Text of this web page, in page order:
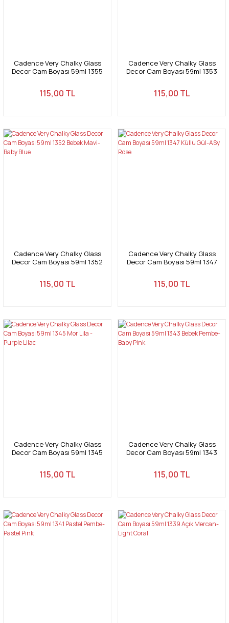
Cadence Very Chalky Glass
Decor Cam Boyası 59ml 1355
115,00 TL
Cadence Very Chalky Glass
Decor Cam Boyası 59ml 1353
115,00 TL
Cadence Very Chalky Glass
Decor Cam Boyası 59ml 1352
115,00 TL
Cadence Very Chalky Glass
Decor Cam Boyası 59ml 1347
115,00 TL
Cadence Very Chalky Glass
Decor Cam Boyası 59ml 1345
115,00 TL
Cadence Very Chalky Glass
Decor Cam Boyası 59ml 1343
115,00 TL